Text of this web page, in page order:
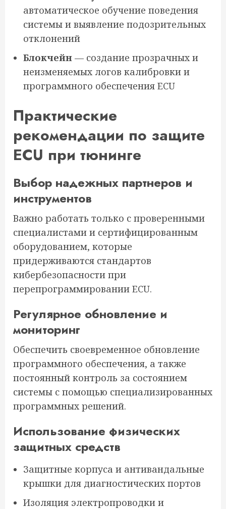
автоматическое обучение поведения
системы и выявление подозрительных
отклонений
Блокчейн — создание прозрачных и
неизменяемых логов калибровки и
программного обеспечения ECU
Практические
рекомендации по защите
ECU при тюнинге
Выбор надежных партнеров и
инструментов
Важно работать только с проверенными
специалистами и сертифицированным
оборудованием, которые
придерживаются стандартов
кибербезопасности при
перепрограммировании ECU.
Регулярное обновление и
мониторинг
Обеспечить своевременное обновление
программного обеспечения, а также
постоянный контроль за состоянием
системы с помощью специализированных
программных решений.
Использование физических
защитных средств
Защитные корпуса и антивандальные
крышки для диагностических портов
Изоляция электропроводки и